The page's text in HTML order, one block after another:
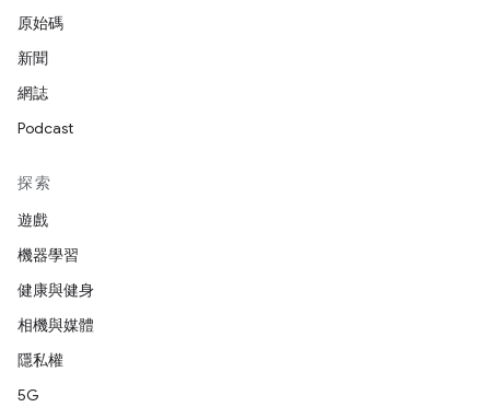
原始碼
新聞
網誌
Podcast
探索
遊戲
機器學習
健康與健身
相機與媒體
隱私權
5G